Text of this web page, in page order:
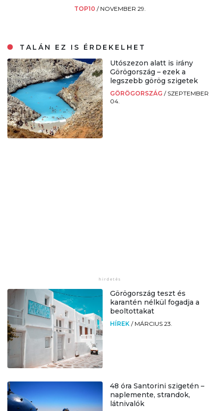
TOP10 / NOVEMBER 29.
TALÁN EZ IS ÉRDEKELHET
Utószezon alatt is irány
Görögország – ezek a
legszebb görög szigetek
GÖRÖGORSZÁG / SZEPTEMBER
04.
Görögország teszt és
karantén nélkül fogadja a
beoltottakat
HÍREK / MÁRCIUS 23.
48 óra Santorini szigetén –
naplemente, strandok,
látnivalók